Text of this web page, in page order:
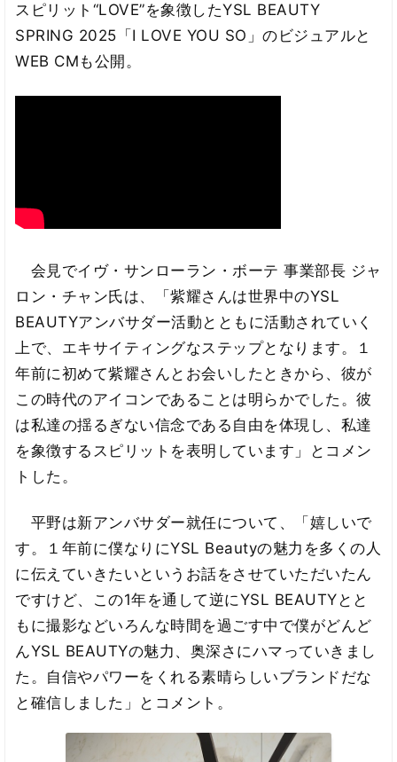
スピリット“LOVE”を象徴したYSL BEAUTY
SPRING 2025「I LOVE YOU SO」のビジュアルと
WEB CMも公開。
会見でイヴ・サンローラン・ボーテ 事業部長 ジャ
ロン・チャン氏は、「紫耀さんは世界中のYSL
BEAUTYアンバサダー活動とともに活動されていく
上で、エキサイティングなステップとなります。１
年前に初めて紫耀さんとお会いしたときから、彼が
この時代のアイコンであることは明らかでした。彼
は私達の揺るぎない信念である自由を体現し、私達
を象徴するスピリットを表明しています」とコメン
トした。
平野は新アンバサダー就任について、「嬉しいで
す。１年前に僕なりにYSL Beautyの魅力を多くの人
に伝えていきたいというお話をさせていただいたん
ですけど、この1年を通して逆にYSL BEAUTYとと
もに撮影などいろんな時間を過ごす中で僕がどんど
んYSL BEAUTYの魅力、奥深さにハマっていきまし
た。自信やパワーをくれる素晴らしいブランドだな
と確信しました」とコメント。